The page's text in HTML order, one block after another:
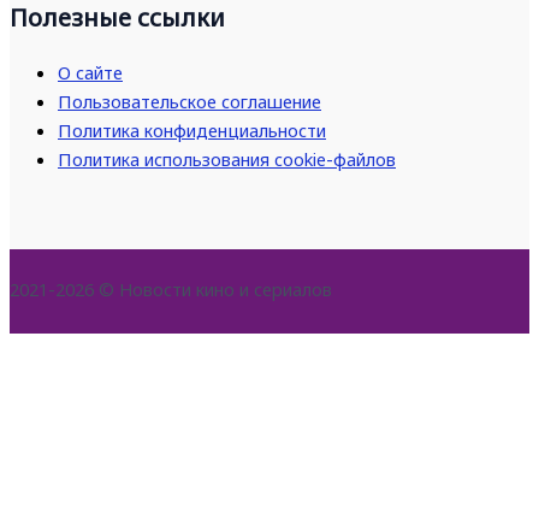
Полезные ссылки
О сайте
Пользовательское соглашение
Политика конфиденциальности
Политика использования cookie-файлов
2021-2026 © Новости кино и сериалов